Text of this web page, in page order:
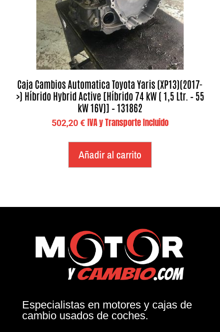
Caja Cambios Automatica Toyota Yaris (XP13)(2017-
>) Híbrido Hybrid Active [Híbrido 74 kW ( 1,5 Ltr. – 55
kW 16V)] – 131862
502,20€ IVA y Transporte Incluido
Añadir al carrito
Especialistas en motores y cajas de
cambio usados de coches.